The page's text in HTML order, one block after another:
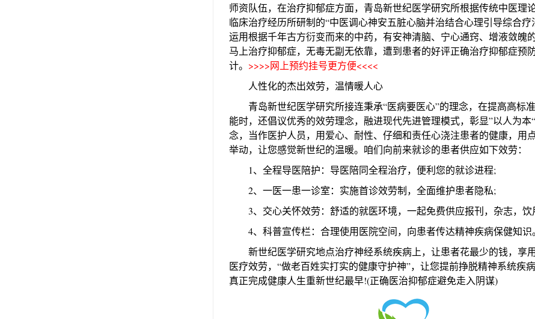
师资队伍，在治疗抑郁症方面，青岛新世纪医学研究所根据传统中医理
临床治疗经历所研制的“中医调心神安五脏心脑并治结合心理引导综合疗
运用根据千年古方衍变而来的中药，有安神清脑、宁心通窍、增液敛魄
马上治疗抑郁症，无毒无副无依靠，遭到患者的好评正确治疗抑郁症预
计。 >>>>网上预约挂号更方便<<<<
人性化的杰出效劳，温情暖人心
青岛新世纪医学研究所接连秉承“医病要医心”的理念，在提高高标
能时，还倡议优秀的效劳理念，融进现代先进管理模式，彰显”以人为本
念，当作医护人员，用爱心、耐性、仔细和责任心浇注患者的健康，用
举动，让您感觉新世纪的温暖。咱们向前来就诊的患者供应如下效劳：
1、全程导医陪护：导医陪同全程治疗，便利您的就诊进程;
2、一医一患一诊室：实施首诊效劳制，全面维护患者隐私;
3、交心关怀效劳：舒适的就医环境，一起免费供应报刊，杂志，饮
4、科普宣传栏：合理使用医院空间，向患者传达精神疾病保健知识。
新世纪医学研究地点治疗神经系统疾病上，让患者花最少的钱，享
医疗效劳，“做老百姓实打实的健康守护神”，让您提前挣脱精神系统疾病
真正完成健康人生重新世纪最早!(正确医治抑郁症避免走入阴谋)